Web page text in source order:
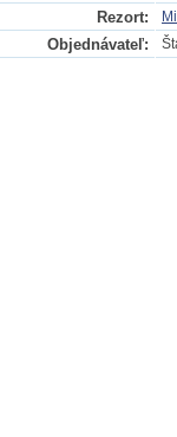
Rezort:
Objednávateľ: